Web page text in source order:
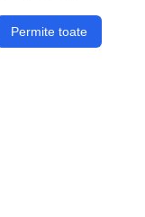
Permite toate